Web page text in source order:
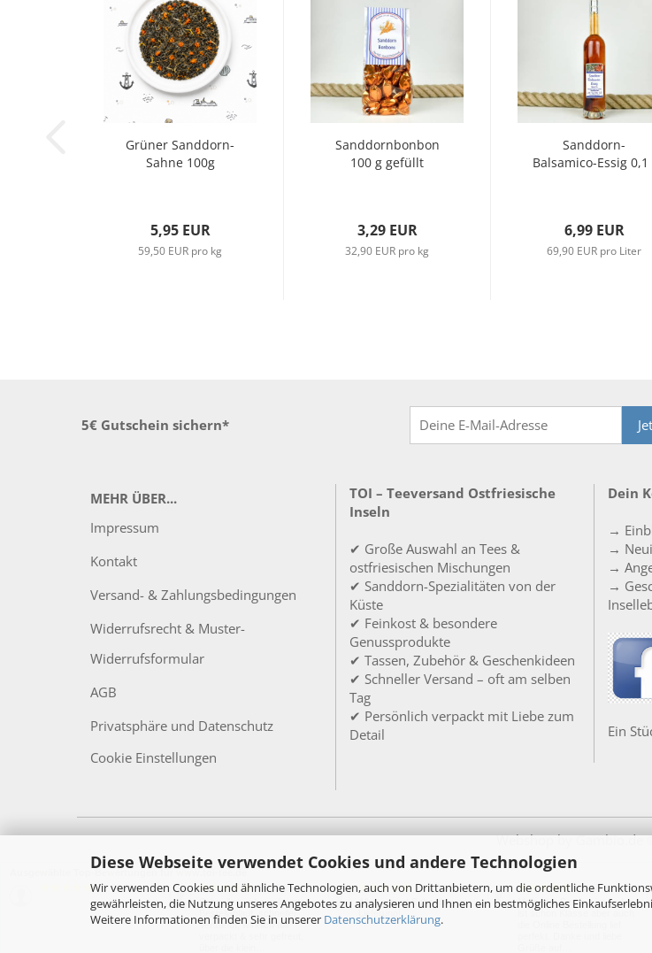
Diese Webseite verwendet Cookies und andere Technologien
Wir verwenden Cookies und ähnliche Technologien, auch von Drittanbietern, um die ordentliche
gewährleisten, die Nutzung unseres Angebotes zu analysieren und Ihnen ein bestmögliches
Weitere Informationen finden Sie in unserer Datenschutzerklärung.
Grüner Sanddorn-
Sahne 100g
5,95 EUR
59,50 EUR pro kg
Sanddornbonbon
100 g gefüllt
3,29 EUR
32,90 EUR pro kg
Sanddorn-
Balsamico-Essig 0,1
6,99 EUR
69,90 EUR pro Liter
5€ Gutschein sichern*
MEHR ÜBER...
Impressum
Kontakt
Versand- & Zahlungsbedingungen
Widerrufsrecht & Muster-
Widerrufsformular
AGB
Privatsphäre und Datenschutz
Cookie Einstellungen
TOI – Teeversand Ostfriesische
Inseln
✔ Große Auswahl an Tees &
ostfriesischen Mischungen
✔ Sanddorn-Spezialitäten von der
Küste
✔ Feinkost & besondere
Genussprodukte
✔ Tassen, Zubehör & Geschenkideen
✔ Schneller Versand – oft am selben
Tag
✔ Persönlich verpackt mit Liebe zum
Detail
Dein
→
→
→
→
Ein
Webshopby Gambio.de
05.08.26▼ 27.07.26▼
Schneller, unkomplizierter
Bestellablauf, schneller
Versandt, wirklich toll
24.07.26 ▼
Alles super! Schnelle
Lieferung!
20.07.26▼
Moin, der Service im Laden
ist schon Klasse aber auch